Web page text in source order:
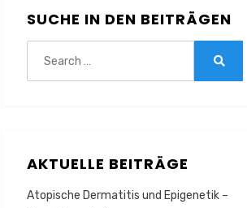
SUCHE IN DEN BEITRÄGEN
AKTUELLE BEITRÄGE
Atopische Dermatitis und Epigenetik –